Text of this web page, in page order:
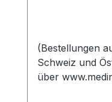
(Bestellungen
Schweiz und
über